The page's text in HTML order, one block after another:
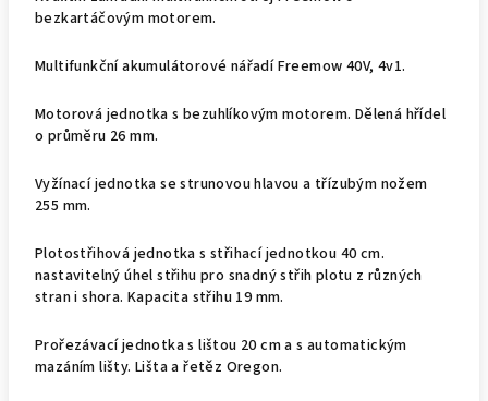
bezkartáčovým motorem.
Multifunkční akumulátorové nářadí Freemow 40V, 4v1.
Motorová jednotka s bezuhlíkovým motorem. Dělená hřídel
o průměru 26 mm.
Vyžínací jednotka se strunovou hlavou a třízubým nožem
255 mm.
Plotostřihová jednotka s střihací jednotkou 40 cm.
nastavitelný úhel střihu pro snadný střih plotu z různých
stran i shora. Kapacita střihu 19 mm.
Prořezávací jednotka s lištou 20 cm a s automatickým
mazáním lišty. Lišta a řetěz Oregon.